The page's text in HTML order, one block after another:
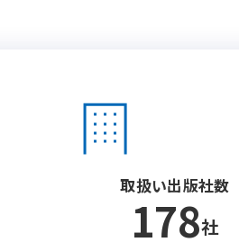
取扱い出版社数
178社